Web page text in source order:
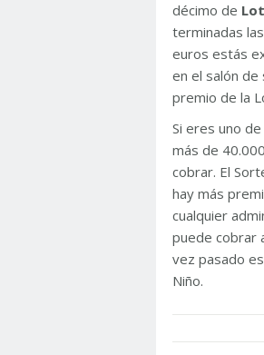
décimo de
terminadas
euros estás
en el salón
premio de la
Si eres uno
más de
cobrar. El
hay más
cualquier
puede cobrar
vez pasado
Niño.